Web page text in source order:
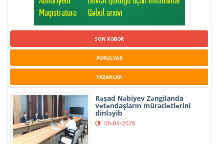
SON XƏBƏR
POPULYAR
YAZARLAR
Rəşad Nəbiyev Zəngilanda
vətəndaşların müraciətlərini
dinləyib
06-08-2026